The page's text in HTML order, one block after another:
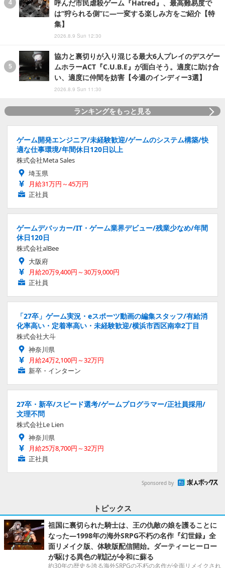
呼んだ市民虐殺ゲーム『Hatred』、最高難易度で
は“狩られる側”に―一変する楽しみ方をご紹介【特
集】
2026.8.9 Sun 12:30
協力と裏切りが入り混じる最大6人プレイのデスゲー
ムホラーACT『C.U.B.E』が面白そう。適度に助け合
い、適度に仲間を妨害【今週のインディー3選】
2026.8.9 Sun 11:30
ランキングをもっと見る
ゲーム開発エンジニア/未経験歓迎/ゲームのシステム構築/快
適な仕事環境/年間休日120日以上
株式会社Meta Sales
埼玉県
月給31万円～45万円
正社員
ゲームデバッカー/IT・ゲーム業界デビュー/残業少なめ/年間
休日120日
株式会社alBee
大阪府
月給20万9,400円～30万9,000円
正社員
「27卒」ゲーム実況・eスポーツ動画の編集スタッフ/有給消
化率高い・定着率高い・未経験歓迎/横浜市西区南幸2丁目
株式会社大斗
神奈川県
月給24万2,100円～32万円
新卒・インターン
27卒・新卒/スピード選考/ゲームプログラマー/正社員採用/
文理不問
株式会社Le Lien
神奈川県
月給25万8,700円～32万円
正社員
Sponsored by
トピックス
祖国に裏切られた騎士は、王の仇敵の娘を護ることに
なった―1998年の海外SRPG不朽の名作『幻世録』全
面リメイク版、体験版配信開始。ダーティーヒーロー
が駆ける異色の戦記が令和に蘇る
約30年の歴史を誇る海外SRPGの不朽の名作が全面リメイクされ